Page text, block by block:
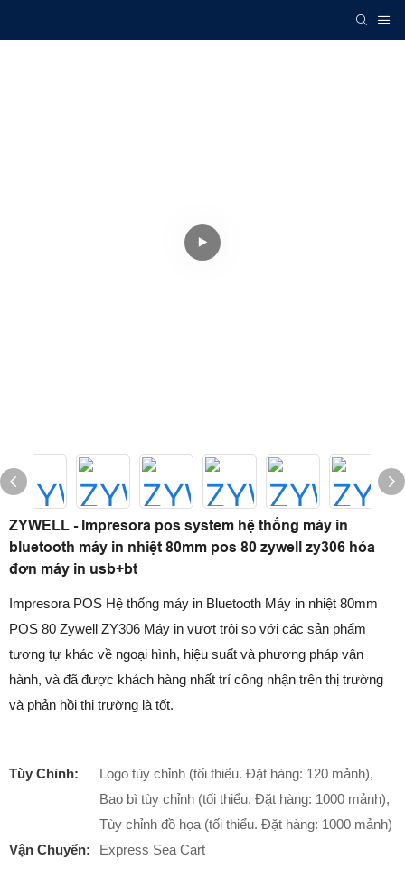
ZYWELL - Impresora pos system hệ thống máy in
bluetooth máy in nhiệt 80mm pos 80 zywell zy306 hóa
đơn máy in usb+bt
Impresora POS Hệ thống máy in Bluetooth Máy in nhiệt 80mm
POS 80 Zywell ZY306 Máy in vượt trội so với các sản phẩm
tương tự khác về ngoại hình, hiệu suất và phương pháp vận
hành, và đã được khách hàng nhất trí công nhận trên thị trường
và phản hồi thị trường là tốt.
Tùy Chỉnh:
Logo tùy chỉnh (tối thiểu. Đặt hàng: 120 mảnh),
Bao bì tùy chỉnh (tối thiểu. Đặt hàng: 1000 mảnh),
Tùy chỉnh đồ họa (tối thiểu. Đặt hàng: 1000 mảnh)
Vận Chuyển:
Express Sea Cart